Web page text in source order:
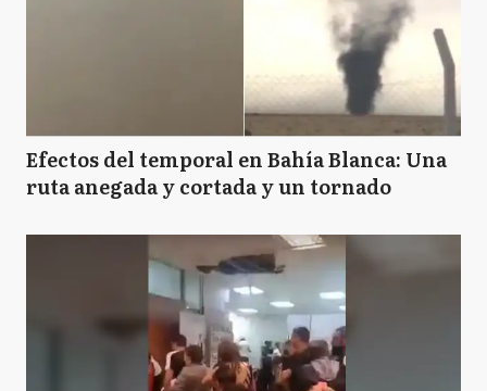
Efectos del temporal en Bahía Blanca: Una
ruta anegada y cortada y un tornado